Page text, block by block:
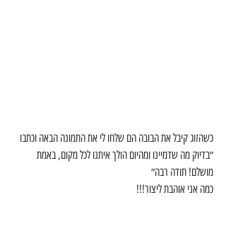
כשהזוג קיבל את הבובה הם שלחו לי את התמונה הבאה וכתבו
״בדיוק מה שדמיינו ומהיום הולך איתנו לכל מקום, באמת
מושלם! תודה רבה״
כמה אני אוהבת ליצור!!!